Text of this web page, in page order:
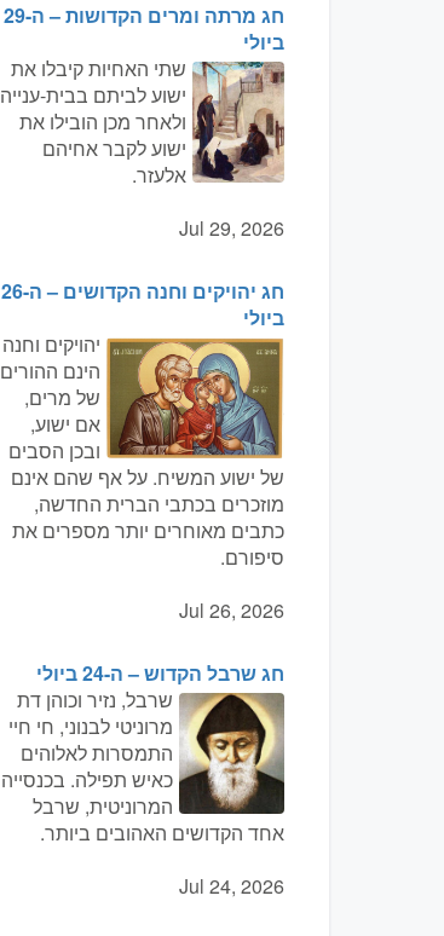
חג מרתה ומרים הקדושות – ה-29
ביולי
שתי האחיות קיבלו את
ישוע לביתם בבית-ענייה
ולאחר מכן הובילו את
ישוע לקבר אחיהם
אלעזר.
Jul 29, 2026
חג יהויקים וחנה הקדושים – ה-26
ביולי
יהויקים וחנה
הינם ההורים
של מרים,
אם ישוע,
ובכן הסבים
של ישוע המשיח. על אף שהם אינם
מוזכרים בכתבי הברית החדשה,
כתבים מאוחרים יותר מספרים את
סיפורם.
Jul 26, 2026
חג שרבל הקדוש – ה-24 ביולי
שרבל, נזיר וכוהן דת
מרוניטי לבנוני, חי חיי
התמסרות לאלוהים
כאיש תפילה. בכנסייה
המרוניטית, שרבל
אחד הקדושים האהובים ביותר.
Jul 24, 2026